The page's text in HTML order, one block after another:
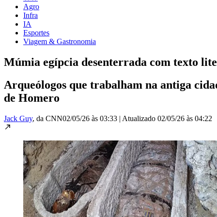
Agro
Infra
IA
Esportes
Viagem & Gastronomia
Múmia egípcia desenterrada com texto
Arqueólogos que trabalham na antiga
de Homero
Jack Guy, da CNN02/05/26 às 03:33 | Atualizado 02/05/26 às 04:22